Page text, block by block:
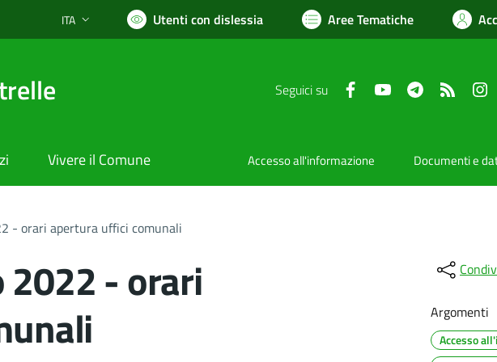
Lingua attiva:
ITA Utenti con dislessia Aree Tematiche
Seguici su FacebookYouTube TelegramRSS
Vivere il Comune Accesso all'informazione Documenti e
- orari apertura uffici comunali
2022 - orari
Argomenti
Accesso